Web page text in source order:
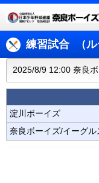
練習試合 （ル
2025/8/9 12:00 奈良
淀川ボーイズ
奈良ボーイズ/イーグル